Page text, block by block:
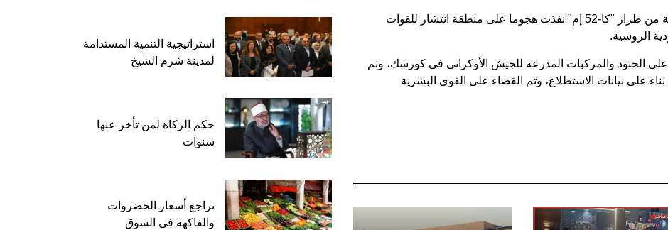
وأضافت الوزارة أن أطقم المروحيات الروسية من طراز "كا-52 إم" نفذت هجوما على منطقة انتشار للقوات
الروسية.
الجنود والمركبات المدرعة للجيش الأوكراني في كورسك، وتم
على بيانات الاستطلاع، وتم القضاء على القوى البشرية
استراتيجية التنمية المستدامة
لمدينة شرم الشيخ
حكم الزكاة لمن تأخر عنها
سنوات
تراجع أسعار الخضروات
والفاكهة في السوق